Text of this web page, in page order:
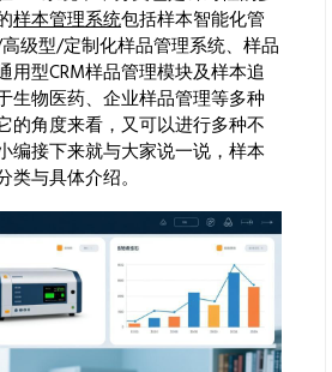
样本管理系统包括样本智能化管
级型/定制化样品管理系统、样品
用型CRM样品管理模块及样本追
生物医药、企业样品管理等多种
的角度来看，又可以进行多种不
编接下来就与大家说一说，样本
与具体介绍。